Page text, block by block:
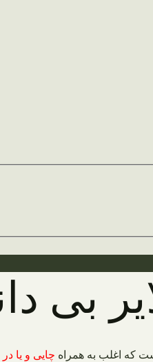
بی
که اغلب به همراه چایی و یا